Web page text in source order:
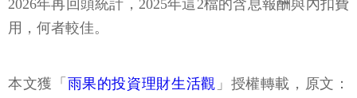
2026年再回頭統計，2025年這2檔的含息報酬與內扣費
用，何者較佳。
本文獲「 雨果的投資理財生活觀 」授權轉載，原文：